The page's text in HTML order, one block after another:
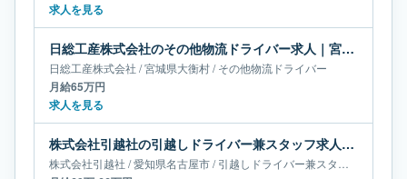
求人を見る
日総工産株式会社のその他物流ドライバー求人｜宮城県大衡村｜月給65万円
日総工産株式会社 /宮城県大衡村/その他物流ドライバー
月給65万円
求人を見る
株式会社引越社の引越しドライバー兼スタッフ求人｜愛知県名古屋市｜月給60万-66万円
株式会社引越社 /愛知県名古屋市/引越しドライバー兼スタッフ